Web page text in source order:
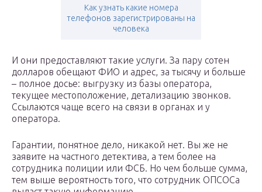
Как узнать какие номера
телефонов зарегистрированы на
человека
И они предоставляют такие услуги. За пару сотен
долларов обещают ФИО и адрес, за тысячу и больше
– полное досье: выгрузку из базы оператора,
текущее местоположение, детализацию звонков.
Ссылаются чаще всего на связи в органах и у
оператора.
Гарантии, понятное дело, никакой нет. Вы же не
заявите на частного детектива, а тем более на
сотрудника полиции или ФСБ. Но чем больше сумма,
тем выше вероятность того, что сотрудник ОПСОСа